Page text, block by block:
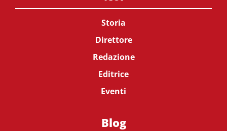
Storia
Direttore
Redazione
Editrice
Eventi
Blog